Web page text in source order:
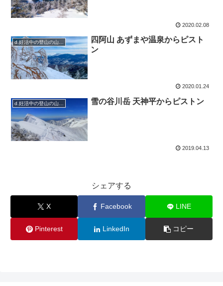
2020.02.08
四阿山 あずまや温泉からピスト
ン
2020.01.24
d.妊活中の登山の山行日記 雪の谷川岳 天神平からピストン
2019.04.13
シェアする
X Facebook LINE
Pinterest LinkedIn コピー